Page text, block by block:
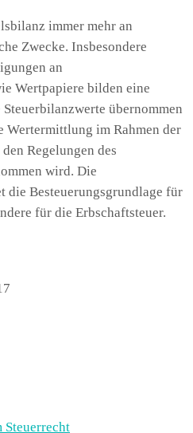
immer mehr an
Zwecke. Insbesondere
an
Wertpapiere bilden eine
übernommen
Wertermittlung im Rahmen der
Regelungen des
wird. Die
die Besteuerungsgrundlage für
für die Erbschaftsteuer.